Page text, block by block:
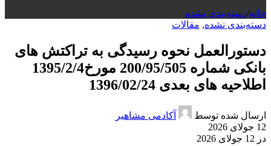
خانه/دسته‌بندی نشده
دسته‌بندی نشده, مقالات
دستورالعمل نحوه رسیدگی به تراکتش های
بانکی شماره 200/95/505 مورخ1395/2/4
اطلاحیه های بعدی 1396/02/24
ارسال شده توسط
آکادمی مشاهیر
12 جولای 2026
در 12 جولای 2026